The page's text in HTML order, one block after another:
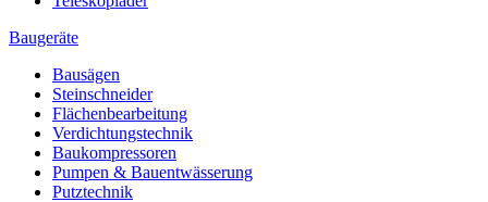
Baugeräte
Bausägen
Steinschneider
Flächenbearbeitung
Verdichtungstechnik
Baukompressoren
Pumpen & Bauentwässerung
Putztechnik